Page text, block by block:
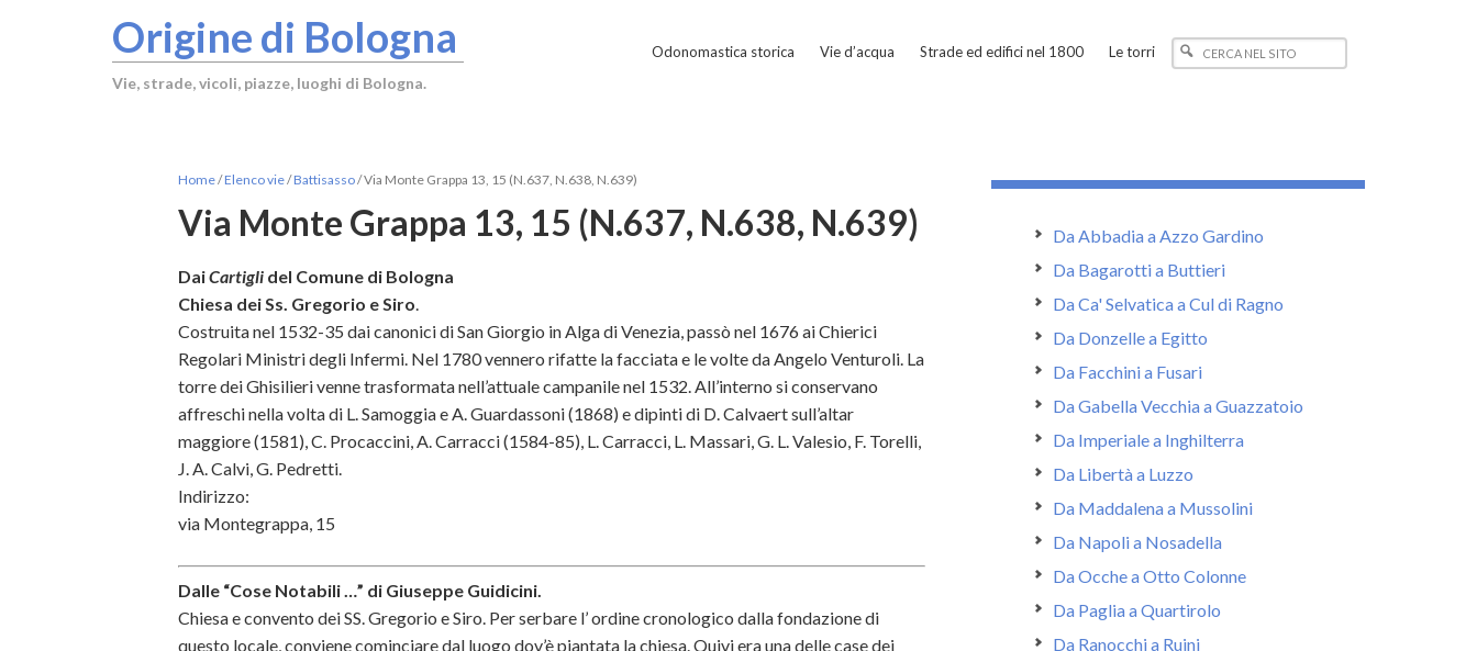
Origine di Bologna
Vie, strade, vicoli, piazze, luoghi di Bologna.
Odonomastica storica Vie d’acqua Strade ed edifici nel 1800 Le torri
Home/Elenco vie/Battisasso/Via Monte Grappa 13, 15 (N.637, N.638, N.639)
Via Monte Grappa 13, 15 (N.637, N.638, N.639)
DaiCartigli del Comune di Bologna
Chiesa dei Ss. Gregorio e Siro.
Costruita nel 1532-35 dai canonici di San Giorgio in Alga di Venezia, passò nel 1676 ai Chierici
Regolari Ministri degli Infermi. Nel 1780 vennero rifatte la facciata e le volte da Angelo Venturoli. La
torre dei Ghisilieri venne trasformata nell’attuale campanile nel 1532. All’interno si conservano
affreschi nella volta di L. Samoggia e A. Guardassoni (1868) e dipinti di D. Calvaert sull’altar
maggiore (1581), C. Procaccini, A. Carracci (1584-85), L. Carracci, L. Massari, G. L. Valesio, F. Torelli,
J. A. Calvi, G. Pedretti.
Indirizzo:
via Montegrappa, 15
Dalle “Cose Notabili …” di Giuseppe Guidicini.
Chiesa e convento dei SS. Gregorio e Siro. Per serbare l’ ordine cronologico dalla fondazione di
questo locale, conviene cominciare dal luogo dov’è piantata la chiesa. Quivi era una delle case dei
Da Abbadia a Azzo Gardino
Da Bagarotti a Buttieri
Da Ca' Selvatica a Cul di Ragno
Da Donzelle a Egitto
Da Facchini a Fusari
Da Gabella Vecchia a Guazzatoio
Da Imperiale a Inghilterra
Da Libertà a Luzzo
Da Maddalena a Mussolini
Da Napoli a Nosadella
Da Ocche a Otto Colonne
Da Paglia a Quartirolo
Da Ranocchi a Ruini